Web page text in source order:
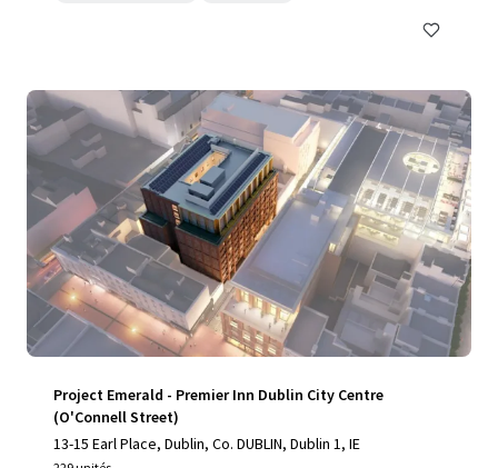
Project Emerald - Premier Inn Dublin City Centre
(O'Connell Street)
13-15 Earl Place, Dublin, Co. DUBLIN, Dublin 1, IE